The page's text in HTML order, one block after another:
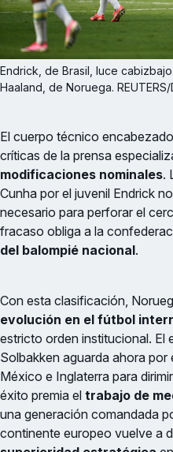
Endrick, de Brasil, luce
Haaland, de Noruega.
El cuerpo técnico
críticas de la prensa
modificaciones nominales.
Cunha por el juvenil Endrick
necesario para perforar el
fracaso obliga a la
del balompié nacional.
Con esta clasificación,
evolución en el fútbol
estricto orden institucional. El
Solbakken aguarda ahora
México e Inglaterra para
éxito premia el trabajo de
una generación comandada
continente europeo vuelve a